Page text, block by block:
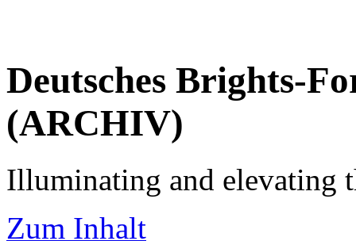
Deutsches Brights-
(ARCHIV)
Illuminating and elevating
Zum Inhalt